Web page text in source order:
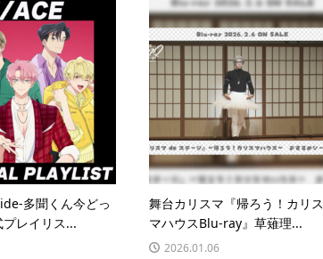
多聞くん今どっ
レイリス...
舞台カリスマ『帰ろう！カリス
マハウスBlu-ray』草薙理...
2026.01.06